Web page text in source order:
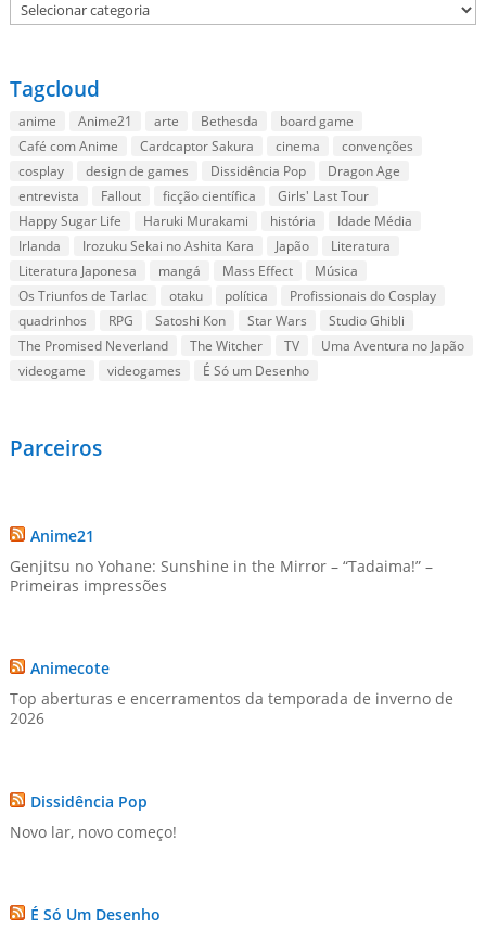
Tagcloud
anime Anime21 arte Bethesda
board game
Café com Anime
Cardcaptor Sakura cinema
convenções
cosplay
design de games Dissidência Pop
Dragon Age
entrevista
Fallout ficção científica
Girls' Last Tour
Happy Sugar Life
Haruki Murakami história
Idade Média
Irlanda
Irozuku Sekai no Ashita Kara Japão
Literatura
Literatura Japonesa
mangá Mass Effect
Música
Os Triunfos de Tarlac
otaku política
Profissionais do Cosplay
quadrinhos
RPG Satoshi Kon Star Wars
Studio Ghibli
The Promised Neverland
The Witcher TV
Uma Aventura no Japão
videogame
videogames É Só um Desenho
Parceiros
Anime21
Genjitsu no Yohane: Sunshine in the Mirror – “Tadaima!” –
Primeiras impressões
Animecote
Top aberturas e encerramentos da temporada de inverno de
2026
Dissidência Pop
Novo lar, novo começo!
É Só Um Desenho